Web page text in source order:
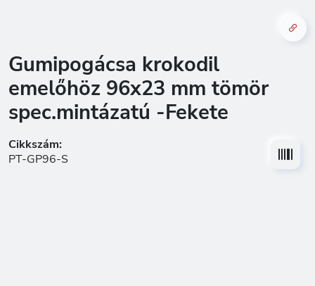
Gumipogácsa krokodil
emelőhöz 96x23 mm tömör
spec.mintázatú -Fekete
Cikkszám:
PT-GP96-S